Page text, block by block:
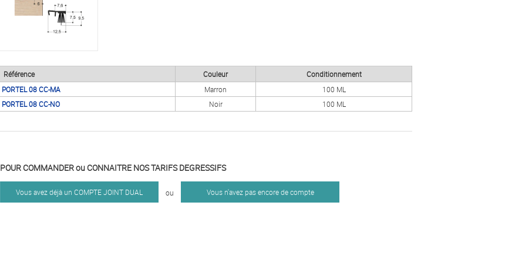
Référence Couleur
Conditionnement
PORTEL 08 CC-MA
Marron
100 ML
PORTEL 08 CC-NO
Noir 100 ML
POUR COMMANDER ou CONNAITRE NOS TARIFS DEGRESSIFS
Vous avez déjà un COMPTE JOINT DUAL ou Vous n'avez pas encore de compte